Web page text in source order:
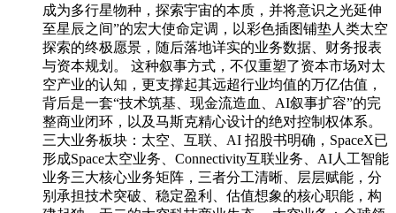
成为多行星物种，探索宇宙的本质，并将意识之光延伸
至星辰之间”的宏大使命定调，以彩色插图铺垫人类太空
探索的终极愿景，随后落地详实的业务数据、财务报表
与资本规划。 这种叙事方式，不仅重塑了资本市场对太
空产业的认知，更支撑起其远超行业均值的万亿估值，
背后是一套“技术筑基、现金流造血、AI叙事扩容”的完
整商业闭环，以及马斯克精心设计的绝对控制权体系。
三大业务板块：太空、互联、AI 招股书明确，SpaceX已
形成Space太空业务、Connectivity互联业务、AI人工智能
业务三大核心业务矩阵，三者分工清晰、层层赋能，分
别承担技术突破、稳定盈利、估值想象的核心职能，构